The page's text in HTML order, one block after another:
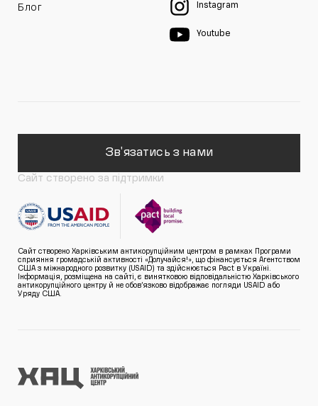
Блог Instagram
Youtube
Зв'язатись з нами
Сайт створено за підтримки
Сайт створено Харківським антикорупційним центром в рамках Програми
сприяння громадській активності «Долучайся!», що фінансується Агентством
США з міжнародного розвитку (USAID) та здійснюється Pact в Україні.
Інформація, розміщена на сайті, є винятковою відповідальністю Харківського
антикорупційного центру й не обов’язково відображає погляди USAID або
Уряду США.